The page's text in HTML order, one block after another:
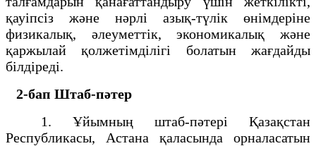
қауіпсіз және нәрлі азық-түлік өнімдеріне
физикалық, әлеуметтік, экономикалық және
қаржылай қолжетімділігі болатын жағдайды
білдіреді.
2-бап Штаб-пәтер
1. Ұйымның штаб-пәтері Қазақстан
Республикасы, Астана қаласында орналасатын